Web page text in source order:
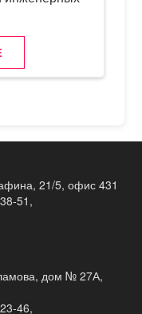
21/5, офис 431
51,
дом № 27А,
46,